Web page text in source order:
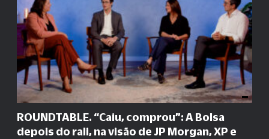
ROUNDTABLE. “Caiu, comprou”: A Bolsa
depois do rali, na visão de JP Morgan, XP e